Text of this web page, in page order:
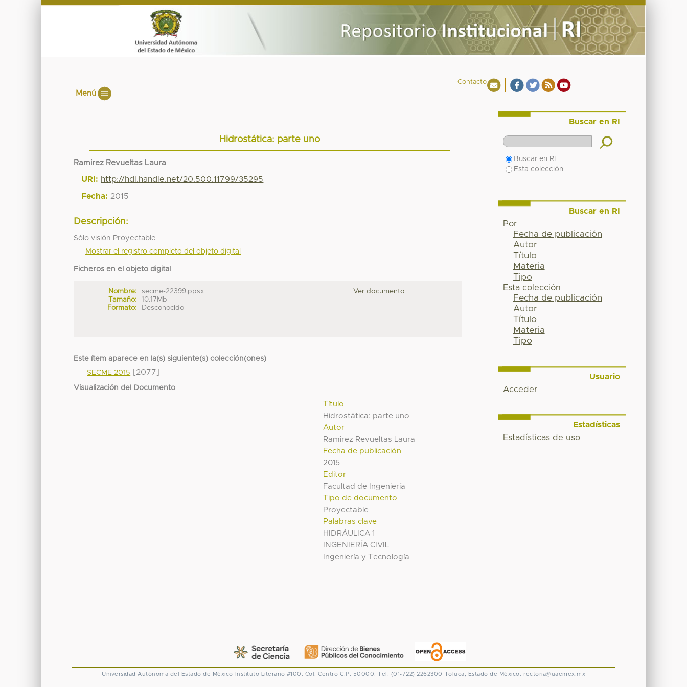
Contacto
Menú
Hidrostática: parte uno
Ramirez Revueltas Laura
URI: http://hdl.handle.net/20.500.11799/35295
Fecha: 2015
Descripción:
Sólo visión Proyectable
Mostrar el registro completo del objeto digital
Ficheros en el objeto digital
Nombre:
secme-22399.ppsx
Tamaño:
10.17Mb
Formato:
Desconocido
Ver documento
Este ítem aparece en la(s) siguiente(s) colección(ones)
SECME 2015
[2077]
Visualización del Documento
Título
Hidrostática: parte uno
Autor
Ramirez Revueltas Laura
Fecha de publicación
2015
Editor
Facultad de Ingeniería
Tipo de documento
Proyectable
Palabras clave
HIDRÁULICA 1
INGENIERÍA CIVIL
Ingeniería y Tecnología
Buscar en RI
Buscar en RI
Esta colección
Buscar en RI
Por
Fecha de publicación
Autor
Título
Materia
Tipo
Esta colección
Fecha de publicación
Autor
Título
Materia
Tipo
Usuario
Acceder
Estadísticas
Estadísticas de uso
Universidad Autónoma del Estado de México Instituto Literario #100. Col. Centro C.P. 50000. Tel. (01-722) 2262300 Toluca, Estado de México. rectoria@uaemex.mx